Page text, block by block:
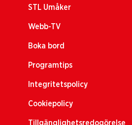
STL Umåker
Webb-TV
Boka bord
Programtips
Integritetspolicy
Cookiepolicy
Tillgänglighetsredogörelse